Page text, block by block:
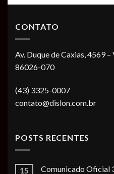
CONTATO
Av. Duque de Caxias, 4569
86026-070
(43) 3325-0007
contato@dislon.com.br
POSTS RECENTES
15 Comunicado Oficial